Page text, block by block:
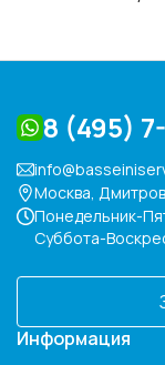
8 (495)
Москва,
Понедельник-
Суббота-
Информация